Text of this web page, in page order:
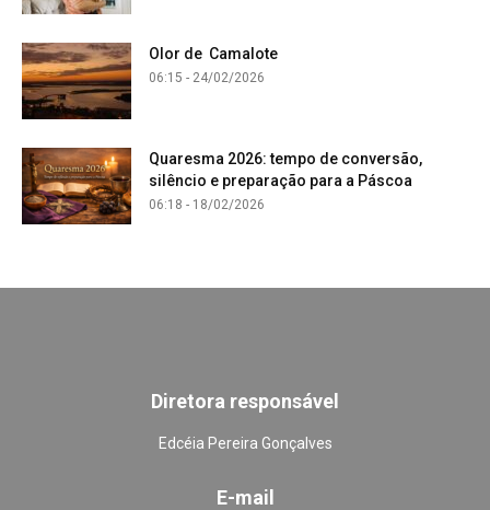
Olor de Camalote
06:15 - 24/02/2026
Quaresma 2026: tempo de conversão,
silêncio e preparação para a Páscoa
06:18 - 18/02/2026
Diretora responsável
Edcéia Pereira Gonçalves
E-mail